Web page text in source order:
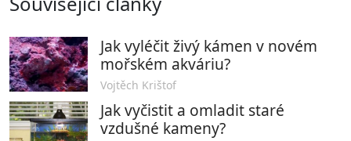
Jak vyléčit živý kámen v novém
mořském akváriu?
Vojtěch Krištof
Jak vyčistit a omladit staré
vzdušné kameny?